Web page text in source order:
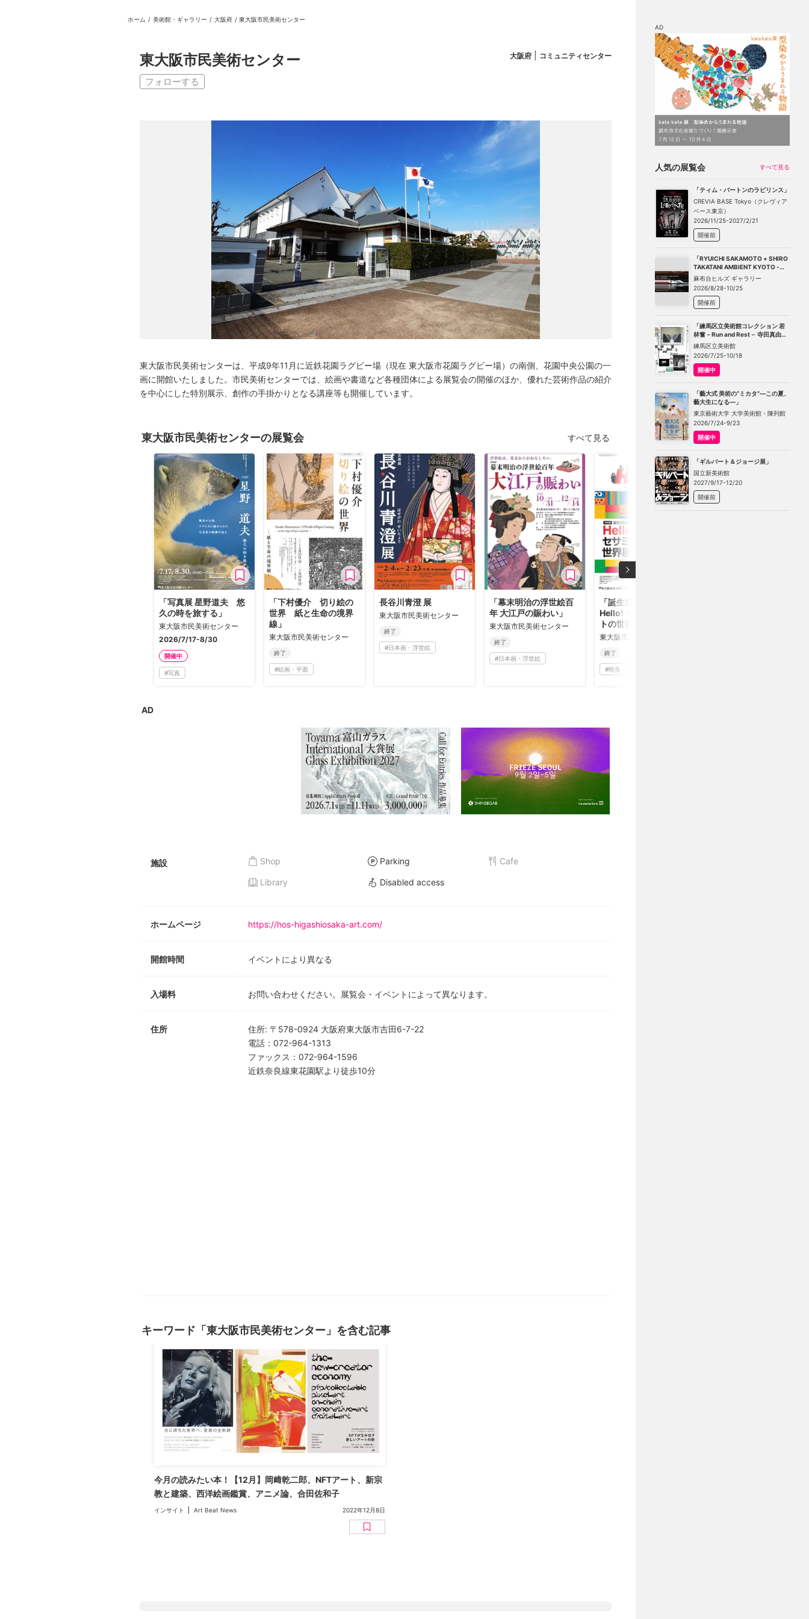
ホーム チケット割引
ホーム / 美術館・ギャラリー / 大阪府 / 東大阪市民美術センター
東大阪市民美術センター 大阪府 コミュニティセンター
フォローする
東大阪市民美術センターは、平成9年11月に近鉄花園ラグビー場（現在 東大阪市花園ラグビー場）の南側、花園中央公園の一
画に開館いたしました。市民美術センターでは、絵画や書道など各種団体による展覧会の開催のほか、優れた芸術作品の紹介
を中心にした特別展示、創作の手掛かりとなる講座等も開催しています。
東大阪市民美術センターの展覧会 すべて見る
「写真展 星野道夫 悠
久の時を旅する」
東大阪市民美術センター
2026/7/17-8/30
開催中
#写真
「下村優介 切り絵の
世界 紙と生命の境界
線」
東大阪市民美術センター
終了
#絵画・平面
長谷川青澄 展
東大阪市民美術センター
終了
#日本画・浮世絵
「幕末明治の浮世絵百
年 大江戸の賑わい」
東大阪市民美術センター
終了
#日本画・浮世絵
「誕生55周年記念
Hello! セサミストリー
トの世界展」
東大阪市民美術センター
終了
#映像・映画
AD
施設 Shop Parking Cafe
Library Disabled access
ホームページ https://hos-higashiosaka-art.com/
開館時間 イベントにより異なる
入場料 お問い合わせください。展覧会・イベントによって異なります。
住所 住所: 〒578-0924 大阪府東大阪市吉田6-7-22
電話 ： 072-964-1313
ファックス ： 072-964-1596
近鉄奈良線東花園駅より徒歩10分
キーワード「東大阪市民美術センター」を含む記事
今月の読みたい本！【12月】岡﨑乾二郎、NFTアート、新宗
教と建築、西洋絵画鑑賞、アニメ論、合田佐和子
インサイト Art Beat News 2022年12月8日
AD
人気の展覧会 すべて見る
「ティム・バートンのラビリンス」
CREVIA BASE Tokyo（クレヴィア
ベース東京）
2026/11/25-2027/2/21
開催前
「RYUICHI SAKAMOTO + SHIRO
TAKATANI AMBIENT KYOTO -
TOKYO」
麻布台ヒルズ ギャラリー
2026/8/28-10/25
開催前
「練馬区立美術館コレクション 若
林奮－Run and Rest－ 寺田真由美
－不在の存在－」
練馬区立美術館
2026/7/25-10/18
開催中
「藝大式 美術の“ミカタ”―この夏、
藝大生になる―」
東京藝術大学 大学美術館・陳列館
2026/7/24-9/23
開催中
「ギルバート＆ジョージ展」
国立新美術館
2027/9/17-12/20
開催前